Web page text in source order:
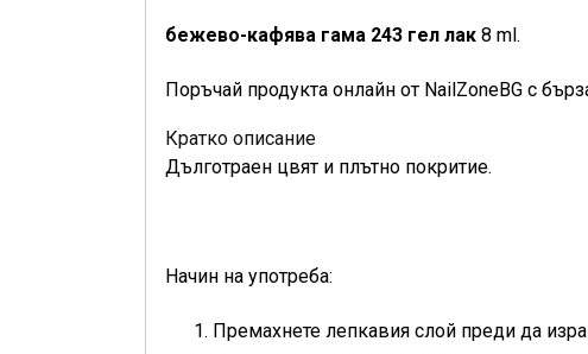
бежево-кафява гама 243 гел лак 8 ml.
Поръчай продукта онлайн от NailZoneBG с
Кратко описание
Дълготраен цвят и плътно покритие.
Начин на употреба:
Премахнете лепкавия слой преди да